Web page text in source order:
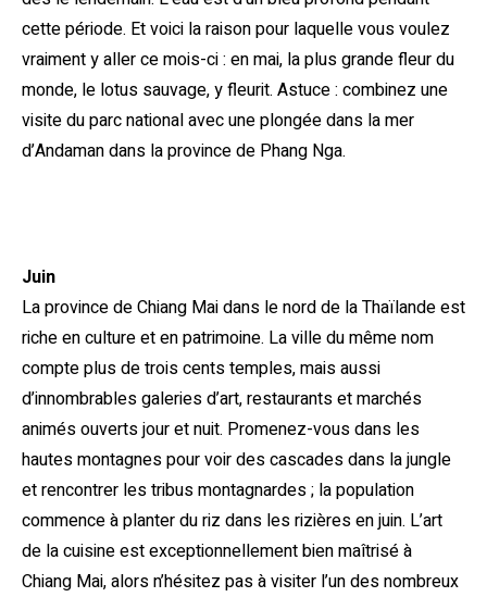
cette période. Et voici la raison pour laquelle vous voulez
vraiment y aller ce mois-ci : en mai, la plus grande fleur du
monde, le lotus sauvage, y fleurit. Astuce : combinez une
visite du parc national avec une plongée dans la mer
d’Andaman dans la province de Phang Nga.
Juin
La province de Chiang Mai dans le nord de la Thaïlande est
riche en culture et en patrimoine. La ville du même nom
compte plus de trois cents temples, mais aussi
d’innombrables galeries d’art, restaurants et marchés
animés ouverts jour et nuit. Promenez-vous dans les
hautes montagnes pour voir des cascades dans la jungle
et rencontrer les tribus montagnardes ; la population
commence à planter du riz dans les rizières en juin. L’art
de la cuisine est exceptionnellement bien maîtrisé à
Chiang Mai, alors n’hésitez pas à visiter l’un des nombreux